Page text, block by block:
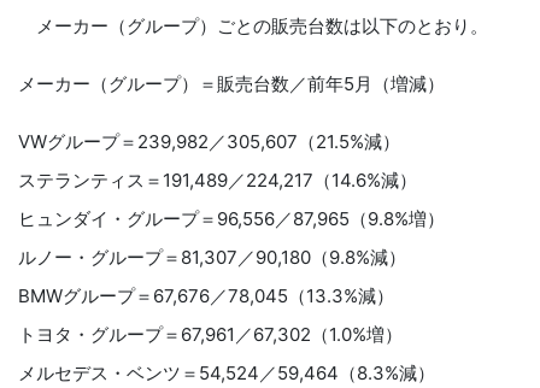
メーカー（グループ）ごとの販売台数は以下のとおり。
メーカー（グループ）＝販売台数／前年5月（増減）
VWグループ＝239,982／305,607（21.5%減）
ステランティス＝191,489／224,217（14.6%減）
ヒュンダイ・グループ＝96,556／87,965（9.8%増）
ルノー・グループ＝81,307／90,180（9.8%減）
BMWグループ＝67,676／78,045（13.3%減）
トヨタ・グループ＝67,961／67,302（1.0%増）
メルセデス・ベンツ＝54,524／59,464（8.3%減）